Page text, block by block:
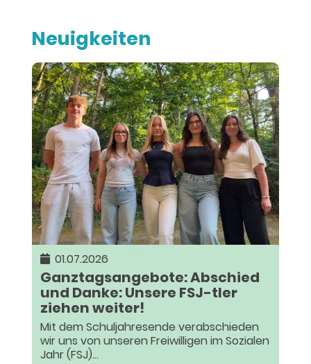
Neuigkeiten
01.07.2026
Ganztagsangebote: Abschied
und Danke: Unsere FSJ-tler
ziehen weiter!
Mit dem Schuljahresende verabschieden
wir uns von unseren Freiwilligen im Sozialen
Jahr (FSJ)...